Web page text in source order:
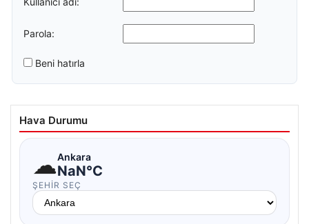
Parola:
Beni hatırla
Hava Durumu
☁Ankara
NaN°C
ŞEHIR SEÇ